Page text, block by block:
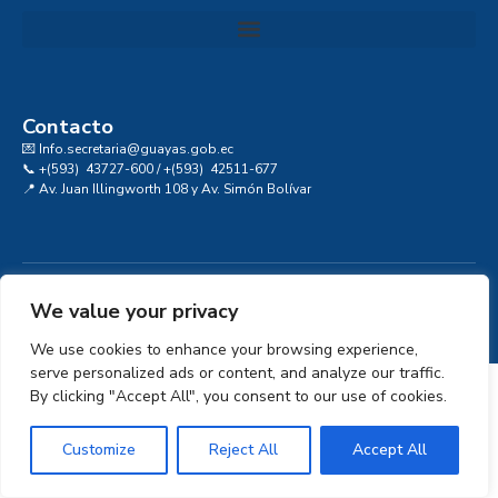
We value your privacy
We use cookies to enhance your browsing experience,
serve personalized ads or content, and analyze our traffic.
By clicking "Accept All", you consent to our use of cookies.
Customize Reject All Accept All
Contacto
💌 Info.secretaria@guayas.gob.ec
📞 +(593) 43727-600 / +(593) 42511-677
📍 Av. Juan Illingworth 108 y Av. Simón Bolívar